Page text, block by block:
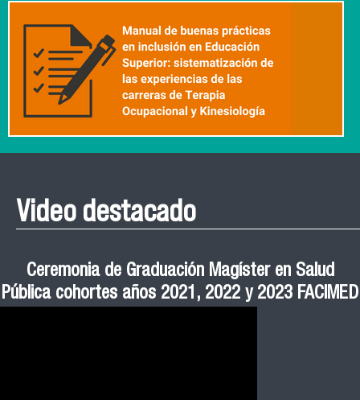
Video destacado
Manual de Buenas de Prácticas y Educación no
Sexista Libre de Violencia en Salud
Roberto Vera invita a la III Jornada de Neurociencia
e Inteligencia Artificial 2025
Jornadas puertas abiertas CESIC
Ceremonia de Graduación Magíster en Salud
Pública cohortes años 2021, 2022 y 2023 FACIMED
Esteban Aedo: “El uso de tecnología en el deporte
tiene directa relación con la inversión económica”